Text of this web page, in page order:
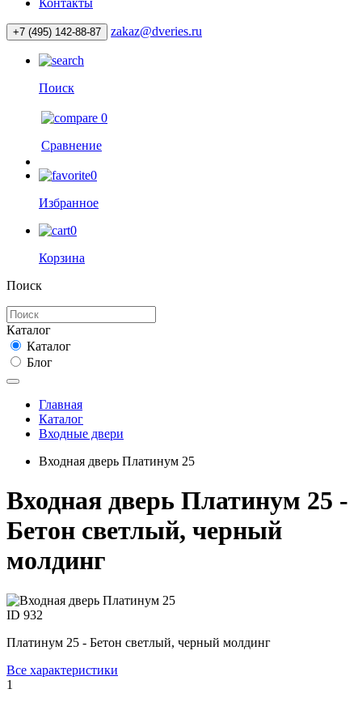
Контакты
+7 (495) 142-88-87 zakaz@dveries.ru
Поиск
0
Сравнение
0
Избранное
0
Корзина
Поиск
Каталог
Каталог
Блог
Главная
Каталог
Входные двери
Входная дверь Платинум 25
Входная дверь Платинум 25 -
Бетон светлый, черный
молдинг
ID 932
Платинум 25 - Бетон светлый, черный молдинг
Все характеристики
1